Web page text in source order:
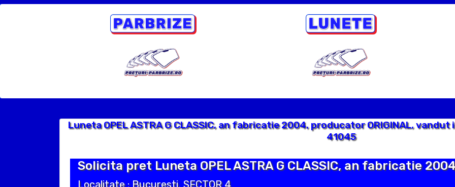
Luneta OPEL ASTRA G CLASSIC, an fabricatie 2004, producator ORIGINAL,
41045
Solicita pret Luneta OPEL ASTRA G CLASSIC, an fabricatie
Localitate : Bucuresti, SECTOR 4